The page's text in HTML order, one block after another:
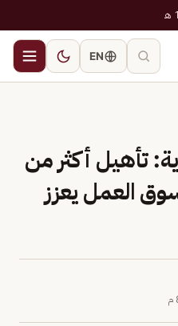
EN
تأهيل أكثر من
العمل يعزز